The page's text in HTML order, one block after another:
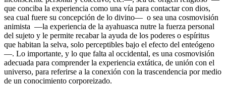
que conciba la experiencia como una vía para contactar con dios,
sea cual fuere su concepción de lo divino— o sea una cosmovisión
animista —la experiencia de la ayahuasca nutre la fuerza personal
del sujeto y le permite recabar la ayuda de los poderes o espíritus
que habitan la selva, solo perceptibles bajo el efecto del enteógeno
—. Lo importante, y lo que falta al occidental, es una cosmovisión
adecuada para comprender la experiencia extática, de unión con el
universo, para referirse a la conexión con la trascendencia por medio
de un conocimiento corporeizado.